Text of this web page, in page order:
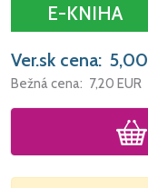
E-KNIHA
Ver.sk cena: 5,00
Bežná cena: 7,20 EUR